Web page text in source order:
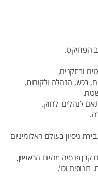
הפרויקט.
ובתקנים.
רכש, הנהלה ולקוחות.
לנהלים ולחוק.
ניסיון בעולם האלומיניום
פנסיה מהיום הראשון,
וכו'.